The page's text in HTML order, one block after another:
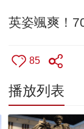
英姿颯爽！
85
播放列表